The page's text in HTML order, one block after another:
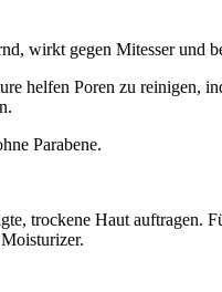
wirkt gegen Mitesser und
helfen Poren zu reinigen,
Parabene.
trockene Haut auftragen.